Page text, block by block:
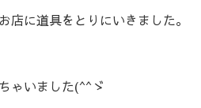
店に道具をとりにいきました。
ゃいました(^^ゞ